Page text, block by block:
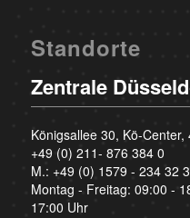
Standorte
Zentrale
Königsallee 30, Kö-
+49 (0) 211- 876 384 0
M.: +49 (0) 1579 - 234 32
Montag - Freitag: 09:00 -
17:00 Uhr